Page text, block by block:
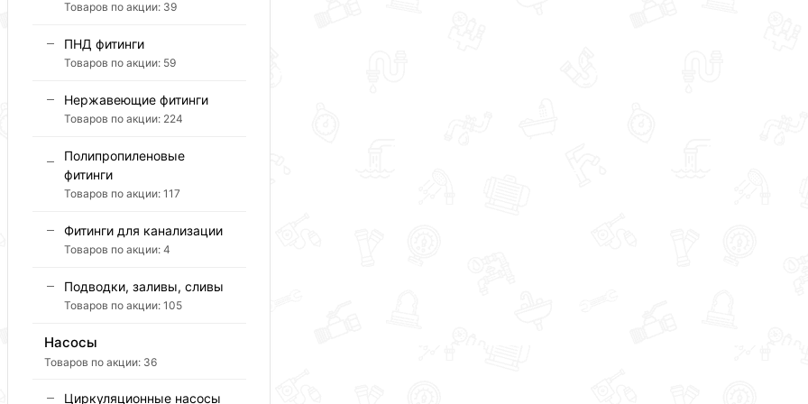
Товаров по акции: 39
ПНД фитинги
Товаров по акции: 59
Нержавеющие фитинги
Товаров по акции: 224
Полипропиленовые
фитинги
Товаров по акции: 117
Фитинги для канализации
Товаров по акции: 4
Подводки, заливы, сливы
Товаров по акции: 105
Насосы
Товаров по акции: 36
Циркуляционные насосы